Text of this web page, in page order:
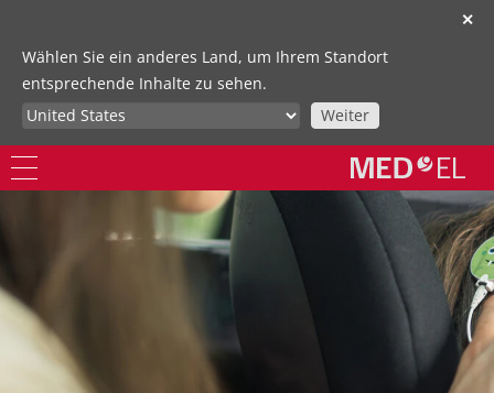
✕
Wählen Sie ein anderes Land, um Ihrem Standort
entsprechende Inhalte zu sehen.
Weiter